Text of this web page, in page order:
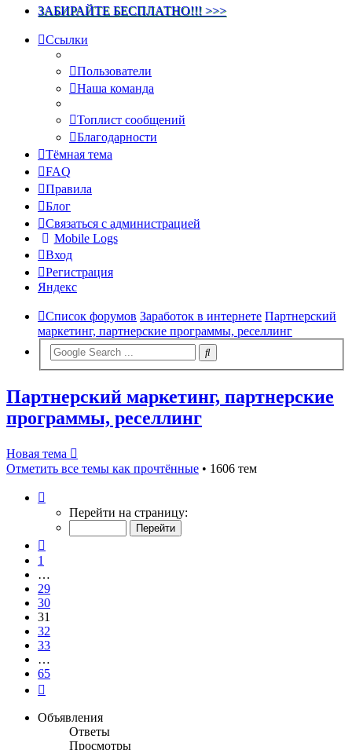
ЗАБИРАЙТЕ БЕСПЛАТНО!!! >>>
Ссылки
Пользователи
Наша команда
Топлист сообщений
Благодарности
Тёмная тема
FAQ
Правила
Блог
Связаться с администрацией
Mobile Logs
Вход
Регистрация
Яндекс
Список форумов Заработок в интернете Партнерский
маркетинг, партнерские программы, реселлинг
Партнерский маркетинг, партнерские
программы, реселлинг
Новая тема
Отметить все темы как прочтённые • 1606 тем
31
Перейти на страницу:
1
…
29
30
31
32
33
…
65
Объявления
Ответы
Просмотры